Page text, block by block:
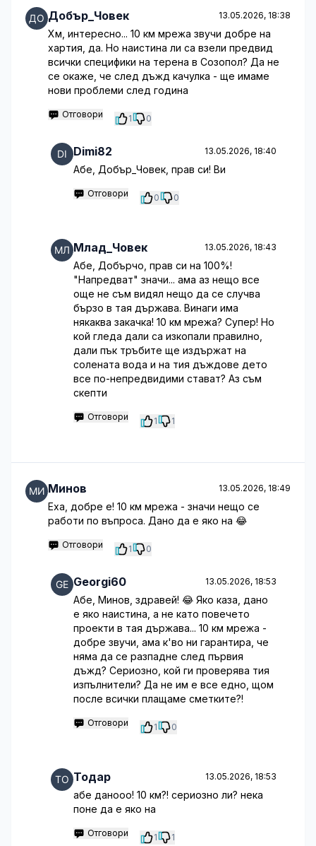
Добър_Човек 13.05.2026, 18:38
Хм, интересно... 10 км мрежа звучи добре на
хартия, да. Но наистина ли са взели предвид
всички специфики на терена в Созопол? Да не
се окаже, че след дъжд качулка - ще имаме
нови проблеми след година
Отговори 1 0
Dimi82 13.05.2026, 18:40
Абе, Добър_Човек, прав си! Ви
Отговори 0 0
Млад_Човек 13.05.2026, 18:43
Абе, Добърчо, прав си на 100%!
"Напредват" значи... ама аз нещо все
още не съм видял нещо да се случва
бързо в тая държава. Винаги има
някаква закачка! 10 км мрежа? Супер! Но
кой гледа дали са изкопали правилно,
дали пък тръбите ще издържат на
солената вода и на тия дъждове дето
все по-непредвидими стават? Аз съм
скепти
Отговори 1 1
Минов 13.05.2026, 18:49
Еха, добре е! 10 км мрежа - значи нещо се
работи по въпроса. Дано да е яко на 😂
Отговори 1 0
Georgi60 13.05.2026, 18:53
Абе, Минов, здравей! 😂 Яко каза, дано
е яко наистина, а не като повечето
проекти в тая държава... 10 км мрежа -
добре звучи, ама к'во ни гарантира, че
няма да се разпадне след първия
дъжд? Сериозно, кой ги проверява тия
изпълнители? Да не им е все едно, щом
после всички плащаме сметките?!
Отговори 1 0
Тодар 13.05.2026, 18:53
абе данооо! 10 км?! сериозно ли? нека
поне да е яко на
Отговори 1 1